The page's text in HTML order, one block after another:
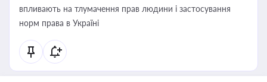
впливають на тлумачення прав людини і застосування
норм права в Україні